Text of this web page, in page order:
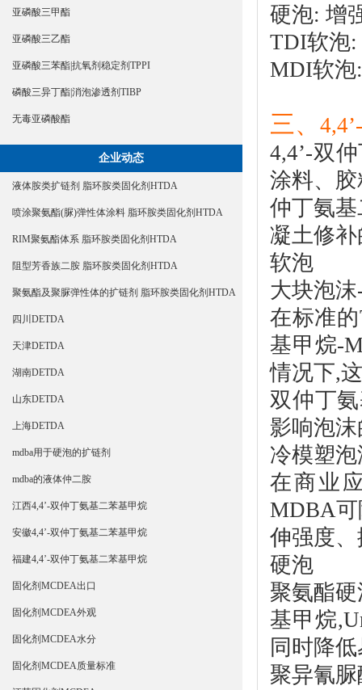
亚磷酸三甲酯
亚磷酸三乙酯
亚磷酸三苯酯|抗氧剂稳定剂TPPI
磷酸三异丁酯|消泡渗透剂TIBP
无毒亚磷酸酯
企业动态
液体胺类扩链剂 脂环胺类固化剂HTDA
喷涂聚氨酯(脲)弹性体涂料 脂环胺类固化剂HTDA
RIM聚氨酯体系 脂环胺类固化剂HTDA
阻型芳香族二胺 脂环胺类固化剂HTDA
聚氨酯及聚脲弹性体的扩链剂 脂环胺类固化剂HTDA
四川DETDA
天津DETDA
湖南DETDA
山东DETDA
上海DETDA
mdba用于硬泡的扩链剂
mdba的液体仲二胺
江西4,4’-双仲丁氨基二苯基甲烷
安徽4,4’-双仲丁氨基二苯基甲烷
福建4,4’-双仲丁氨基二苯基甲烷
固化剂MCDEA出口
固化剂MCDEA外观
固化剂MCDEA水分
固化剂MCDEA质量标准
硬泡: 增
TDI软泡:
MDI软泡
三、
4,4’-双
涂料、
仲丁氨
凝土修
软泡
大块泡沫
在标准
基甲烷-
情况下,
双仲丁
影响泡
冷模塑
在商业
MDBA
伸强度
硬泡
聚氨酯
基甲烷,
同时降
聚异氰